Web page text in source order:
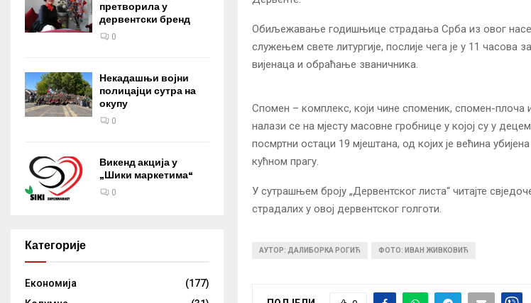
Обиљежавање годишњице страдања Срба из овог
служењем свете литургије, послије чега је у 11
вијенаца и обраћање званичника.
Спомен – комплекс, који чине споменик, спомен-плоча
налази се на мјесту масовне гробнице у којој су у
посмртни остаци 19 мјештана, од којих је већина
кућном прагу.
У сутрашњем броју „Дервентског листа“ читајте
страдалих у овој дервентског голготи.
АУТОР: ДАЛИБОРКА РОГИЋ ФОТО: ИВАН ЖИВКОВИЋ
претворила у
дервентски бренд
0
Некадашњи војни
полицајци сутра на
окупу
0
Викенд акција у
„Шики маркетима“
0
Категорије
Eкономија
(177)